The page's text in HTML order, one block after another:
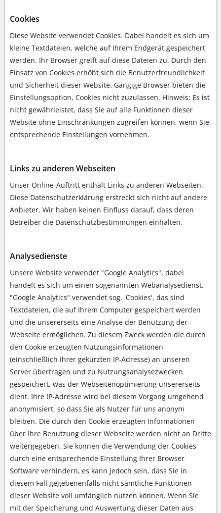
Cookies
Diese Website verwendet Cookies. Dabei handelt es sich um
kleine Textdateien, welche auf Ihrem Endgerät gespeichert
werden. Ihr Browser greift auf diese Dateien zu. Durch den
Einsatz von Cookies erhöht sich die Benutzerfreundlichkeit
und Sicherheit dieser Website. Gängige Browser bieten die
Einstellungsoption, Cookies nicht zuzulassen. Hinweis: Es ist
nicht gewährleistet, dass Sie auf alle Funktionen dieser
Website ohne Einschränkungen zugreifen können, wenn Sie
entsprechende Einstellungen vornehmen.
Links zu anderen Webseiten
Unser Online-Auftritt enthält Links zu anderen Webseiten.
Diese Datenschutzerklärung erstreckt sich nicht auf andere
Anbieter. Wir haben keinen Einfluss darauf, dass deren
Betreiber die Datenschutzbestimmungen einhalten.
Analysedienste
Unsere Website verwendet "Google Analytics", dabei
handelt es sich um einen sogenannten Webanalysedienst.
"Google Analytics" verwendet sog. 'Cookies', das sind
Textdateien, die auf Ihrem Computer gespeichert werden
und die unsererseits eine Analyse der Benutzung der
Webseite ermöglichen. Zu diesem Zweck werden die durch
den Cookie erzeugten Nutzungsinformationen
(einschließlich Ihrer gekürzten IP-Adresse) an unseren
Server übertragen und zu Nutzungsanalysezwecken
gespeichert, was der Webseitenoptimierung unsererseits
dient. Ihre IP-Adresse wird bei diesem Vorgang umgehend
anonymisiert, so dass Sie als Nutzer für uns anonym
bleiben. Die durch den Cookie erzeugten Informationen
über Ihre Benutzung dieser Webseite werden nicht an Dritte
weitergegeben. Sie können die Verwendung der Cookies
durch eine entsprechende Einstellung Ihrer Browser
Software verhindern, es kann jedoch sein, dass Sie in
diesem Fall gegebenenfalls nicht sämtliche Funktionen
dieser Website voll umfänglich nutzen können. Wenn Sie
mit der Speicherung und Auswertung dieser Daten aus